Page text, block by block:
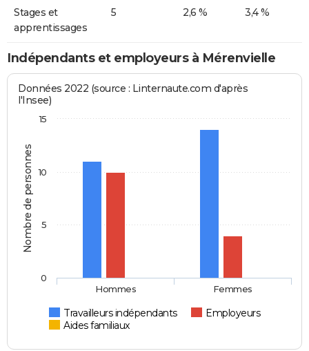
Stages et
apprentissages
5 2,6 % 3,4 %
Indépendants et employeurs à Mérenvielle
Nombre de personnes
Données 2022 (source : Linternaute.com d'après
l'Insee)
Travailleurs indépendants
Employeurs
Aides familiaux
Hommes Femmes
0
5
10
15